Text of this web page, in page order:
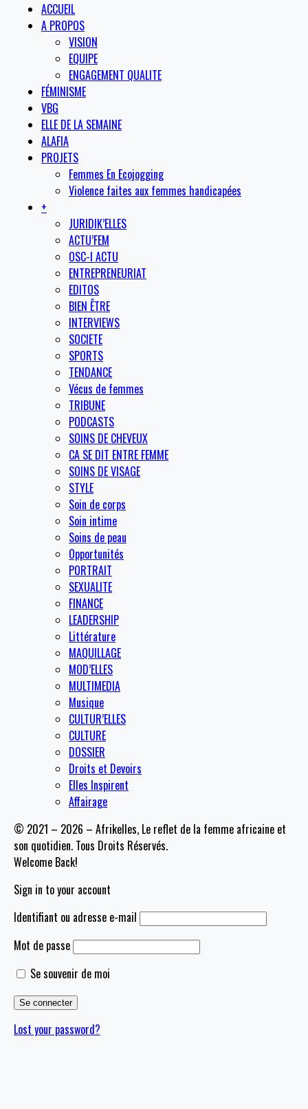
ACCUEIL
A PROPOS
VISION
EQUIPE
ENGAGEMENT QUALITE
FÉMINISME
VBG
ELLE DE LA SEMAINE
ALAFIA
PROJETS
Femmes En Ecojogging
Violence faites aux femmes handicapées
+
JURIDIK’ELLES
ACTU’FEM
OSC-I ACTU
ENTREPRENEURIAT
EDITOS
BIEN ÊTRE
INTERVIEWS
SOCIETE
SPORTS
TENDANCE
Vécus de femmes
TRIBUNE
PODCASTS
SOINS DE CHEVEUX
CA SE DIT ENTRE FEMME
SOINS DE VISAGE
STYLE
Soin de corps
Soin intime
Soins de peau
Opportunités
PORTRAIT
SEXUALITE
FINANCE
LEADERSHIP
Littérature
MAQUILLAGE
MOD’ELLES
MULTIMEDIA
Musique
CULTUR’ELLES
CULTURE
DOSSIER
Droits et Devoirs
Elles Inspirent
Affairage
© 2021 – 2026 – Afrikelles, Le reflet de la femme africaine et
son quotidien. Tous Droits Réservés.
Welcome Back!
Sign in to your account
Identifiant ou adresse e-mail
Mot de passe
Se souvenir de moi
Lost your password?